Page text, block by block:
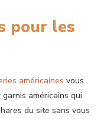
pour les
américaines vous
américains qui
du site sans vous